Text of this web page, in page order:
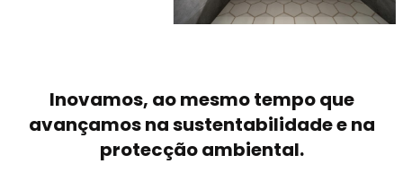
Inovamos, ao mesmo tempo que
avançamos na sustentabilidade e na
protecção ambiental.